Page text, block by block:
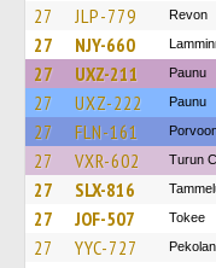
27 JLP-779 Revon
27 NJY-660
27 UXZ-211 Paunu
27 UXZ-222 Paunu
27 FLN-161
27 VXR-602 Turun
27 SLX-816
27 JOF-507 Tokee
27 YYC-727